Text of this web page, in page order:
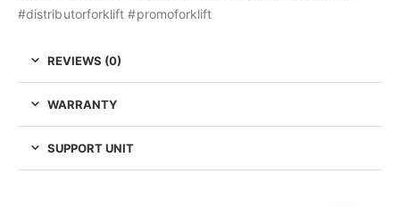
#distributorforklift #promoforklift
REVIEWS (0)
WARRANTY
SUPPORT UNIT